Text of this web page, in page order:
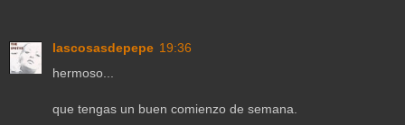
lascosasdepepe 19:36
hermoso...
que tengas un buen comienzo de semana.